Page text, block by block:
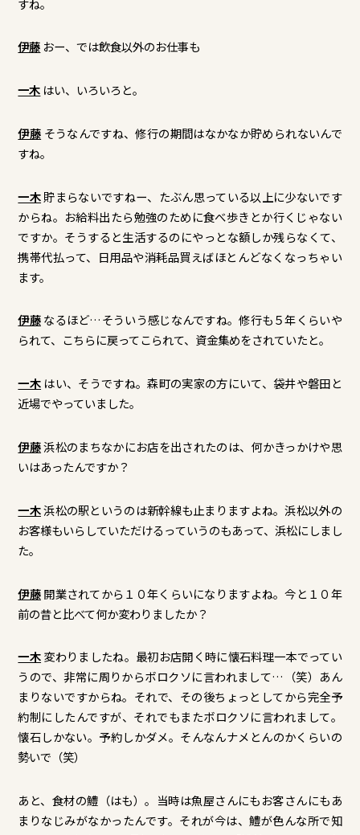
伊藤 おー、では飲食以外のお仕事も
一木 はい、いろいろと。
伊藤 そうなんですね、修行の期間はなかなか貯められないんで
すね。
一木貯まらないですねー、たぶん思っている以上に少ないです
からね。お給料出たら勉強のために食べ歩きとか行くじゃない
ですか。そうすると生活するのにやっとな額しか残らなくて、
携帯代払って、日用品や消耗品買えばほとんどなくなっちゃい
ます。
伊藤なるほど…そういう感じなんですね。修行も５年くらいや
られて、こちらに戻ってこられて、資金集めをされていたと。
一木 はい、そうですね。森町の実家の方にいて、袋井や磐田と
近場でやっていました。
伊藤浜松のまちなかにお店を出されたのは、何かきっかけや思
いはあったんですか？
一木浜松の駅というのは新幹線も止まりますよね。浜松以外の
お客様もいらしていただけるっていうのもあって、浜松にしまし
た。
伊藤開業されてから１０年くらいになりますよね。今と１０年
前の昔と比べて何か変わりましたか？
一木変わりましたね。最初お店開く時に懐石料理一本でってい
うので、非常に周りからボロクソに言われまして…（笑）あん
まりないですからね。それで、その後ちょっとしてから完全予
約制にしたんですが、それでもまたボロクソに言われまして。
懐石しかない。予約しかダメ。そんなんナメとんのかくらいの
勢いで（笑）
あと、食材の鱧（はも）。当時は魚屋さんにもお客さんにもあ
まりなじみがなかったんです。それが今は、鱧が色んな所で知